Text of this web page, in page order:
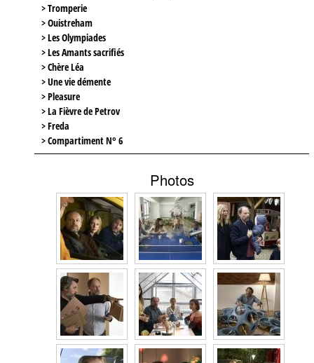
> Tromperie
> Ouistreham
> Les Olympiades
> Les Amants sacrifiés
> Chère Léa
> Une vie démente
> Pleasure
> La Fièvre de Petrov
> Freda
> Compartiment N° 6
Photos